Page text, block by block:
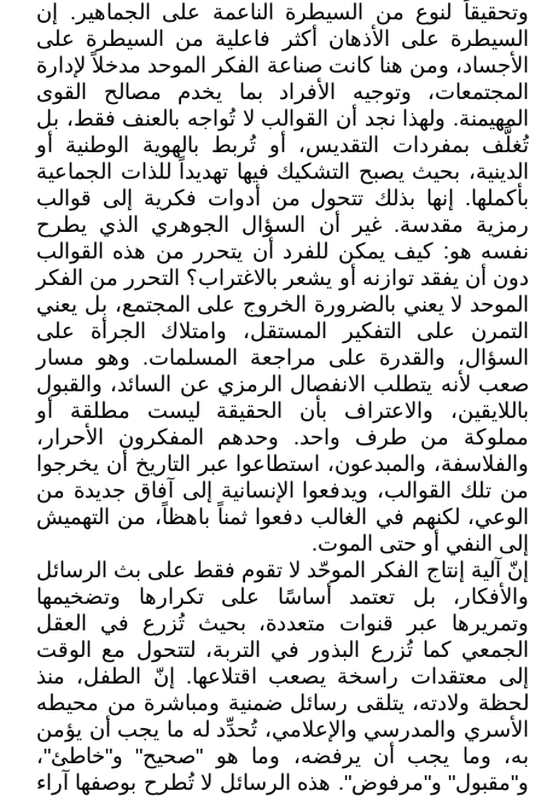
وتحقيقاً لنوع من السيطرة الناعمة على الجماهير. إن
السيطرة على الأذهان أكثر فاعلية من السيطرة على
الأجساد، ومن هنا كانت صناعة الفكر الموحد مدخلاً لإدارة
المجتمعات، وتوجيه الأفراد بما يخدم مصالح القوى
المهيمنة. ولهذا نجد أن القوالب لا تُواجه بالعنف فقط، بل
تُغلَّف بمفردات التقديس، أو تُربط بالهوية الوطنية أو
الدينية، بحيث يصبح التشكيك فيها تهديداً للذات الجماعية
بأكملها. إنها بذلك تتحول من أدوات فكرية إلى قوالب
رمزية مقدسة. غير أن السؤال الجوهري الذي يطرح
نفسه هو: كيف يمكن للفرد أن يتحرر من هذه القوالب
دون أن يفقد توازنه أو يشعر بالاغتراب؟ التحرر من الفكر
الموحد لا يعني بالضرورة الخروج على المجتمع، بل يعني
التمرن على التفكير المستقل، وامتلاك الجرأة على
السؤال، والقدرة على مراجعة المسلمات. وهو مسار
صعب لأنه يتطلب الانفصال الرمزي عن السائد، والقبول
باللايقين، والاعتراف بأن الحقيقة ليست مطلقة أو
مملوكة من طرف واحد. وحدهم المفكرون الأحرار،
والفلاسفة، والمبدعون، استطاعوا عبر التاريخ أن يخرجوا
من تلك القوالب، ويدفعوا الإنسانية إلى آفاق جديدة من
الوعي، لكنهم في الغالب دفعوا ثمناً باهظاً، من التهميش
إلى النفي أو حتى الموت.
إنّ آلية إنتاج الفكر الموحّد لا تقوم فقط على بث الرسائل
والأفكار، بل تعتمد أساسًا على تكرارها وتضخيمها
وتمريرها عبر قنوات متعددة، بحيث تُزرع في العقل
الجمعي كما تُزرع البذور في التربة، لتتحول مع الوقت
إلى معتقدات راسخة يصعب اقتلاعها. إنّ الطفل، منذ
لحظة ولادته، يتلقى رسائل ضمنية ومباشرة من محيطه
الأسري والمدرسي والإعلامي، تُحدِّد له ما يجب أن يؤمن
به، وما يجب أن يرفضه، وما هو "صحيح" و"خاطئ"،
و"مقبول" و"مرفوض". هذه الرسائل لا تُطرح بوصفها آراء